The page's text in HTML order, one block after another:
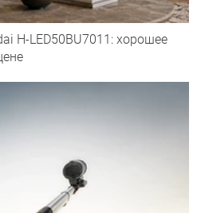
H-LED50BU7011: хорошее